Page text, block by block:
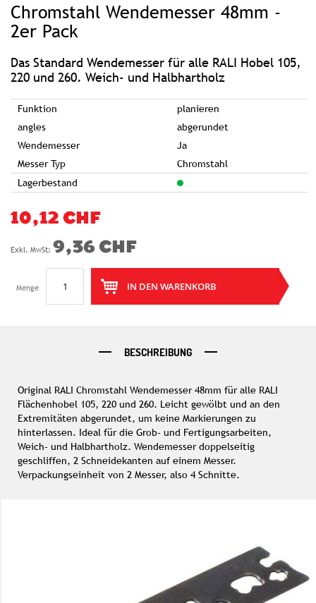
Chromstahl Wendemesser 48mm -
2er Pack
Das Standard Wendemesser für alle RALI Hobel 105,
220 und 260. Weich- und Halbhartholz
Funktion
planieren
angles
abgerundet
Wendemesser
Ja
Messer Typ
Chromstahl
Lagerbestand
10,12 CHF
9,36 CHF
Menge IN DEN WARENKORB
Bildgalerie
BESCHREIBUNG
Original RALI Chromstahl Wendemesser 48mm für alle RALI
Flächenhobel 105, 220 und 260. Leicht gewölbt und an den
Extremitäten abgerundet, um keine Markierungen zu
hinterlassen. Ideal für die Grob- und Fertigungsarbeiten,
Weich- und Halbhartholz. Wendemesser doppelseitig
geschliffen, 2 Schneidekanten auf einem Messer.
Verpackungseinheit von 2 Messer, also 4 Schnitte.